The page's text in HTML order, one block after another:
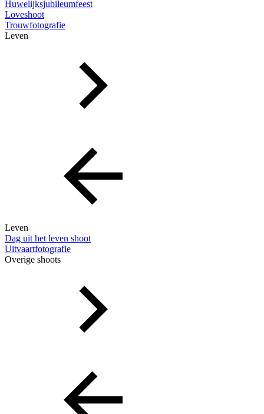
Huwelijksjubileumfeest
Loveshoot
Trouwfotografie
Leven
Leven
Dag uit het leven shoot
Uitvaartfotografie
Overige shoots